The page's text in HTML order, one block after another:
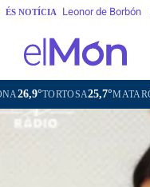
ÉS NOTÍCIA Leonor de Borbón
TORTOSA25,7°MATARÓ24,3°